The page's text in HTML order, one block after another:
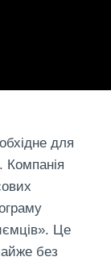
для
Компанія
Це
без